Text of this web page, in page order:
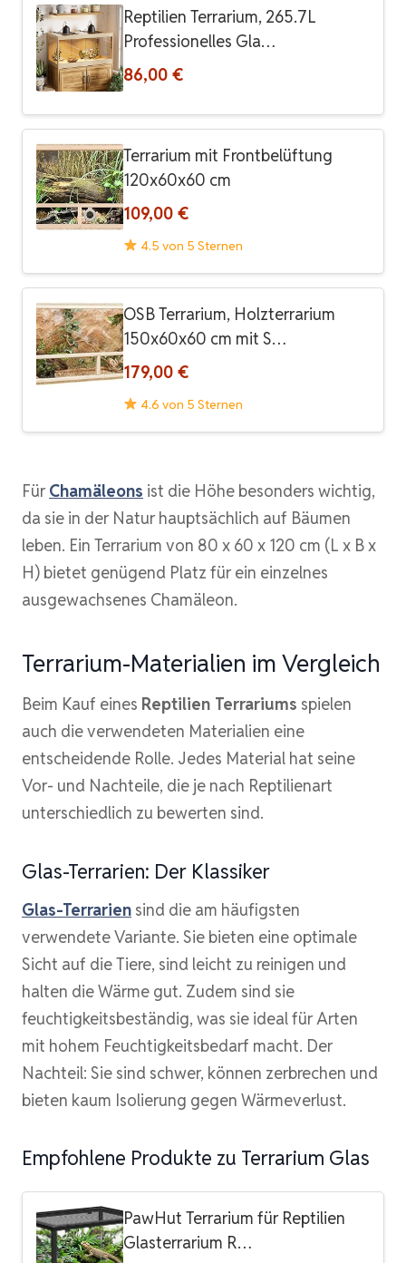
Reptilien Terrarium, 265.7L
Professionelles Gla…
86,00 €
Terrarium mit Frontbelüftung
120x60x60 cm
109,00 €
4.5 von 5 Sternen
OSB Terrarium, Holzterrarium
150x60x60 cm mit S…
179,00 €
4.6 von 5 Sternen
FürChamäleons ist die Höhe besonders wichtig,
da sie in der Natur hauptsächlich auf Bäumen
leben. Ein Terrarium von 80 x 60 x 120 cm (L x B x
H) bietet genügend Platz für ein einzelnes
ausgewachsenes Chamäleon.
Terrarium-Materialien im Vergleich
Beim Kauf eines Reptilien Terrariums spielen
auch die verwendeten Materialien eine
entscheidende Rolle. Jedes Material hat seine
Vor- und Nachteile, die je nach Reptilienart
unterschiedlich zu bewerten sind.
Glas-Terrarien: Der Klassiker
Glas-Terrarien sind die am häufigsten
verwendete Variante. Sie bieten eine optimale
Sicht auf die Tiere, sind leicht zu reinigen und
halten die Wärme gut. Zudem sind sie
feuchtigkeitsbeständig, was sie ideal für Arten
mit hohem Feuchtigkeitsbedarf macht. Der
Nachteil: Sie sind schwer, können zerbrechen und
bieten kaum Isolierung gegen Wärmeverlust.
Empfohlene Produkte zu Terrarium Glas
PawHut Terrarium für Reptilien
Glasterrarium R…